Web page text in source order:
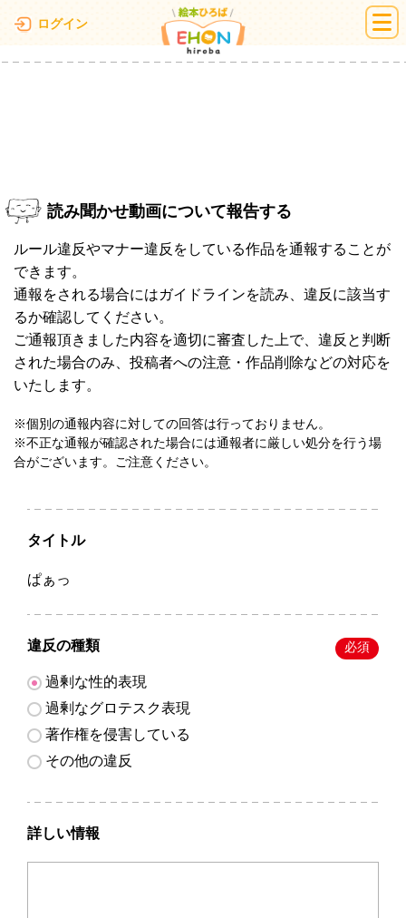
ログイン 絵本ひろば
読み聞かせ動画について報告する
ルール違反やマナー違反をしている作品を通報することが
できます。
通報をされる場合にはガイドラインを読み、違反に該当す
るか確認してください。
ご通報頂きました内容を適切に審査した上で、違反と判断
された場合のみ、投稿者への注意・作品削除などの対応を
いたします。
※個別の通報内容に対しての回答は行っておりません。
※不正な通報が確認された場合には通報者に厳しい処分を行う場
合がございます。ご注意ください。
タイトル
ぱぁっ
違反の種類 必須
過剰な性的表現
過剰なグロテスク表現
著作権を侵害している
その他の違反
詳しい情報